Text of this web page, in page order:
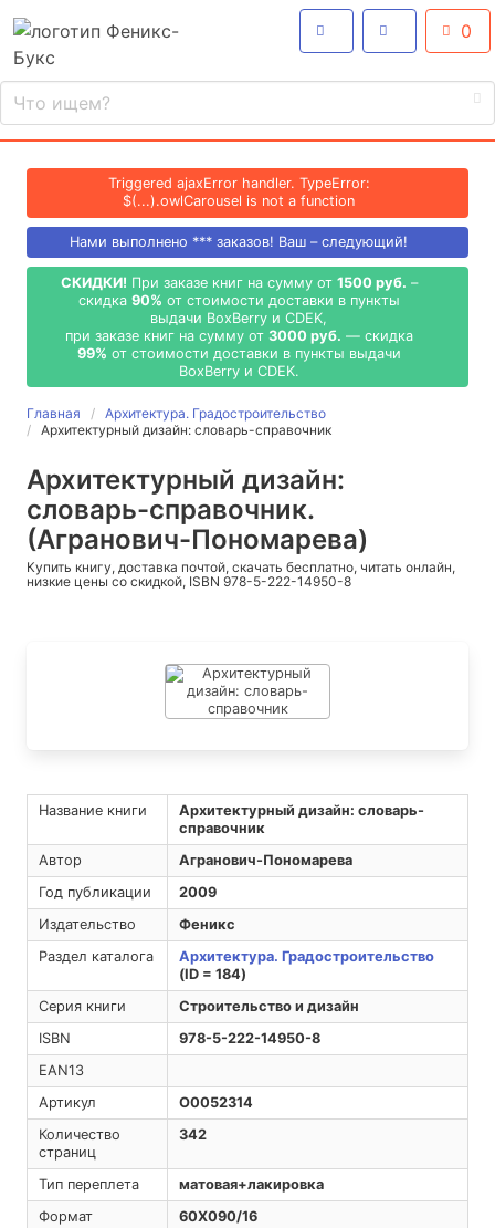
0
Triggered ajaxError handler. TypeError:
$(...).owlCarousel is not a function
Нами выполнено *** заказов! Ваш – следующий!
СКИДКИ! При заказе книг на сумму от 1500 руб. –
скидка 90% от стоимости доставки в пункты
выдачи BoxBerry и CDEK,
при заказе книг на сумму от 3000 руб. — скидка
99% от стоимости доставки в пункты выдачи
BoxBerry и CDEK.
Главная
Архитектура. Градостроительство
Архитектурный дизайн: словарь-справочник
Архитектурный дизайн:
словарь-справочник.
(Агранович-Пономарева)
Купить книгу, доставка почтой, скачать бесплатно, читать онлайн,
низкие цены со скидкой, ISBN 978-5-222-14950-8
Название книги
Архитектурный дизайн: словарь-
справочник
Автор
Агранович-Пономарева
Год публикации
2009
Издательство
Феникс
Раздел каталога
Архитектура. Градостроительство
(ID = 184)
Серия книги
Строительство и дизайн
ISBN
978-5-222-14950-8
EAN13
Артикул
O0052314
Количество
страниц
342
Тип переплета
матовая+лакировка
Формат
60Х090/16